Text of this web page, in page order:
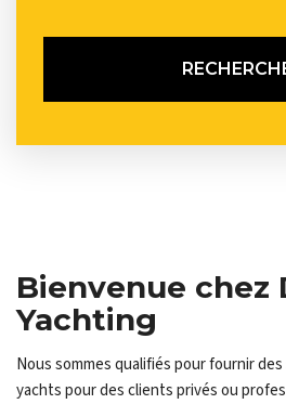
Bienvenue chez
Yachting
Nous sommes qualifiés pour fournir
yachts pour des clients privés ou